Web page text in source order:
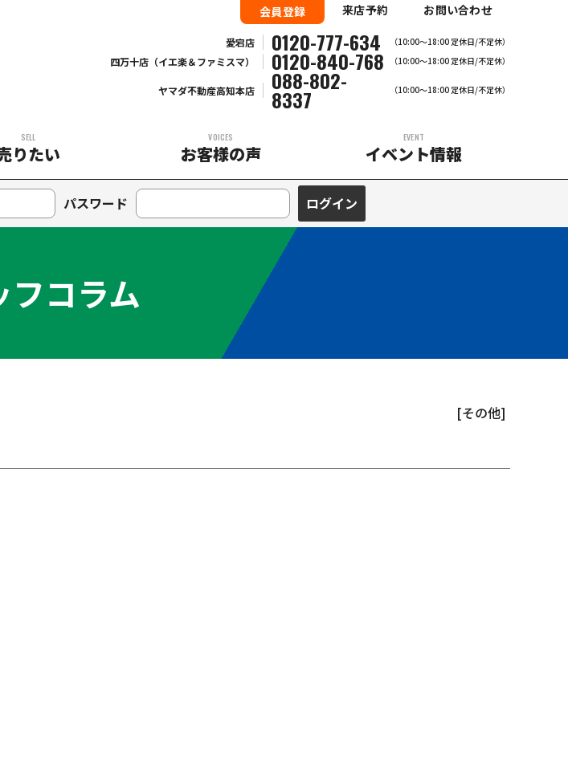
会員登録 来店予約 お問い合わせ
愛宕店 0120-777-634 （10:00～18:00 定休日/不定休）
四万十店（イエ楽＆ファミスマ） 0120-840-768 （10:00〜18:00 定休日/不定休）
ヤマダ不動産高知本店 088-802-
8337 （10:00～18:00 定休日/不定休）
SELL
りたい
VOICES
お客様の声
EVENT
イベント情報
パスワード
フコラム
[その他]